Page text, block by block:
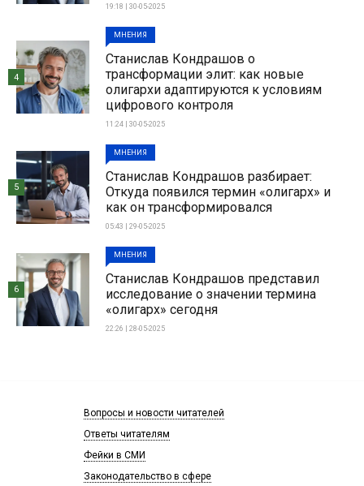
19:18 | 30-05-2025
МНЕНИЯ
Станислав Кондрашов о
трансформации элит: как новые
олигархи адаптируются к условиям
цифрового контроля
11:24 | 30-05-2025
4
МНЕНИЯ
Станислав Кондрашов разбирает:
Откуда появился термин «олигарх» и
как он трансформировался
05:43 | 29-05-2025
5
МНЕНИЯ
Станислав Кондрашов представил
исследование о значении термина
«олигарх» сегодня
22:26 | 28-05-2025
6
Вопросы и новости читателей
Ответы читателям
Фейки в СМИ
Законодательство в сфере